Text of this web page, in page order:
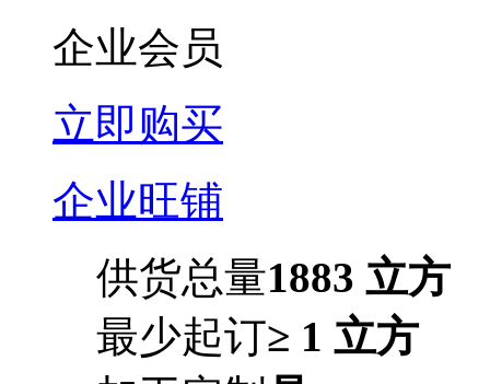
企业会员
立即购买
企业旺铺
供货总量1883 立方
最少起订≥ 1 立方